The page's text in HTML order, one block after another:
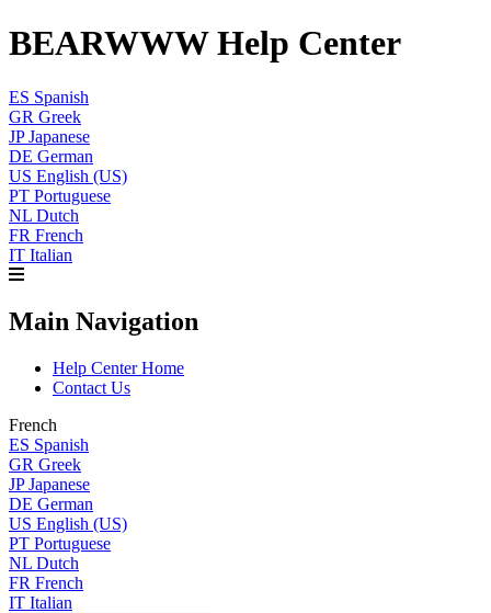
BEARWWW Help Center
ES Spanish
GR Greek
JP Japanese
DE German
US English (US)
PT Portuguese
NL Dutch
FR French
IT Italian
Main Navigation
Help Center Home
Contact Us
French
ES Spanish
GR Greek
JP Japanese
DE German
US English (US)
PT Portuguese
NL Dutch
FR French
IT Italian